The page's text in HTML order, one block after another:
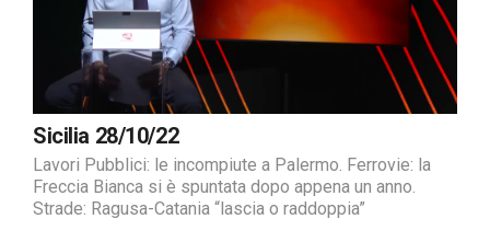
Sicilia 28/10/22
Lavori Pubblici: le incompiute a Palermo. Ferrovie: la
Freccia Bianca si è spuntata dopo appena un anno.
Strade: Ragusa-Catania “lascia o raddoppia”